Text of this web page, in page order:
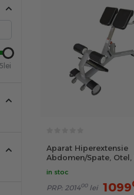
Aparat Hiperextensie
Abdomen/Spate, Otel,
in stoc
PRP: 201400 lei 1099